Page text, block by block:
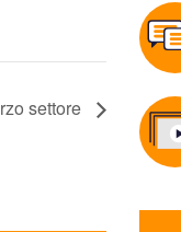
settore